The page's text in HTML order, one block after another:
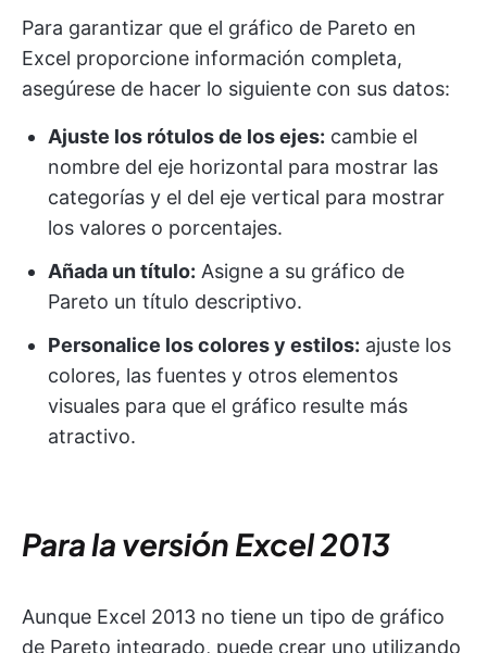
Para garantizar que el gráfico de Pareto en
Excel proporcione información completa,
asegúrese de hacer lo siguiente con sus datos:
Ajuste los rótulos de los ejes: cambie el
nombre del eje horizontal para mostrar las
categorías y el del eje vertical para mostrar
los valores o porcentajes.
Añada un título: Asigne a su gráfico de
Pareto un título descriptivo.
Personalice los colores y estilos: ajuste los
colores, las fuentes y otros elementos
visuales para que el gráfico resulte más
atractivo.
Para la versión Excel 2013
Aunque Excel 2013 no tiene un tipo de gráfico
de Pareto integrado, puede crear uno utilizando